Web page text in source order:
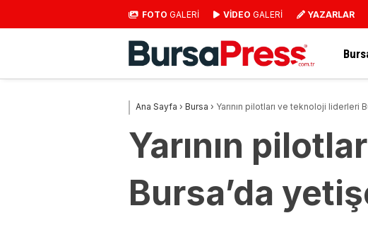
FOTO GALERİ VİDEO GALERİ YAZARLAR
Ana Sayfa › Bursa › Yarının pilotları ve teknoloji liderleri
Yarının
Bursa’da